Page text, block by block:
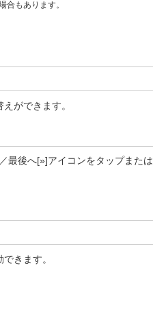
合もあります。
ができます。
最後へ[»]アイコンをタップまたは
きます。